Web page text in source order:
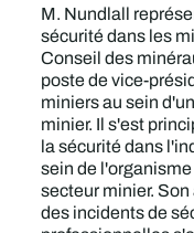
M. Nundlall
sécurité dans les
Conseil des
poste de vice-
miniers au sein
minier. Il s'est
la sécurité dans
sein de
secteur minier.
des incidents de